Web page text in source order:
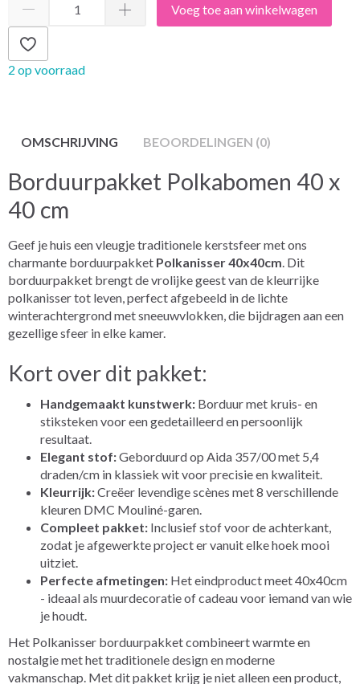
Voeg toe aan winkelwagen
2 op voorraad
OMSCHRIJVING BEOORDELINGEN (0)
Borduurpakket Polkabomen 40 x
40 cm
Geef je huis een vleugje traditionele kerstsfeer met ons
charmante borduurpakket Polkanisser 40x40cm . Dit
borduurpakket brengt de vrolijke geest van de kleurrijke
polkanisser tot leven, perfect afgebeeld in de lichte
winterachtergrond met sneeuwvlokken, die bijdragen aan een
gezellige sfeer in elke kamer.
Kort over dit pakket:
Handgemaakt kunstwerk: Borduur met kruis- en
stiksteken voor een gedetailleerd en persoonlijk
resultaat.
Elegant stof:Geborduurd op Aida 357/00 met 5,4
draden/cm in klassiek wit voor precisie en kwaliteit.
Kleurrijk:Creëer levendige scènes met 8 verschillende
kleuren DMC Mouliné-garen.
Compleet pakket: Inclusief stof voor de achterkant,
zodat je afgewerkte project er vanuit elke hoek mooi
uitziet.
Perfecte afmetingen: Het eindproduct meet 40x40cm
- ideaal als muurdecoratie of cadeau voor iemand van wie
je houdt.
Het Polkanisser borduurpakket combineert warmte en
nostalgie met het traditionele design en moderne
vakmanschap. Met dit pakket krijg je niet alleen een product,